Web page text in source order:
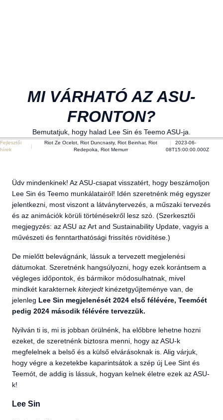
MI VÁRHATÓ AZ ASU-
FRONTON?
Bemutatjuk, hogy halad Lee Sin és Teemo ASU-ja.
Fejlesztői
hírek
Riot Ze Ocelot, Riot Duncnasty, Riot Beinhar, Riot
Redepoka, Riot Memurr
2023-06-
08T15:00:00.000Z
Üdv mindenkinek! Az ASU-csapat visszatért, hogy beszámoljon
Lee Sin és Teemo munkálatairól! Idén szeretnénk még egyszer
jelentkezni, most viszont a látványtervezés, a műszaki tervezés
és az animációk körüli történésekről lesz szó. (Szerkesztői
megjegyzés: az ASU az Art and Sustainability Update, vagyis a
művészeti és fenntarthatósági frissítés rövidítése.)
De mielőtt belevágnánk, lássuk a tervezett megjelenési
dátumokat. Szeretnénk hangsúlyozni, hogy ezek korántsem a
végleges időpontok, és bármikor módosulhatnak, mivel
mindkét karakternek kiterjedt kinézetgyűjteménye van, de
jelenleg Lee Sin megjelenését 2024 első félévére, Teemóét
pedig 2024 második félévére tervezzük.
Nyilván ti is, mi is jobban örülnénk, ha előbbre lehetne hozni
ezeket, de szeretnénk biztosra menni, hogy az ASU-k
megfelelnek a belső és a külső elvárásoknak is. Alig várjuk,
hogy végre a kezetekbe kaparintsátok a szép új Lee Sint és
Teemót, de addig is lássuk, hogyan kelnek életre ezek az ASU-
k!
Lee Sin